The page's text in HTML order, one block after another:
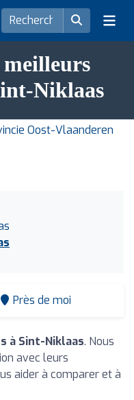
meilleurs
Niklaas
Oost-Vlaanderen
Près de moi
à Sint-Niklaas. Nous
avec leurs
aider à comparer et à